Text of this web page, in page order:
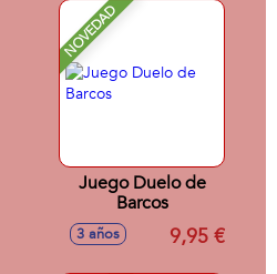
NOVEDAD
Juego Duelo de
Barcos
3 años 9,95 €